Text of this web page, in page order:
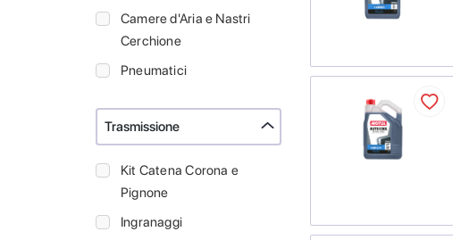
Camere d'Aria e Nastri
Cerchione
Pneumatici
Trasmissione
Kit Catena Corona e
Pignone
Ingranaggi